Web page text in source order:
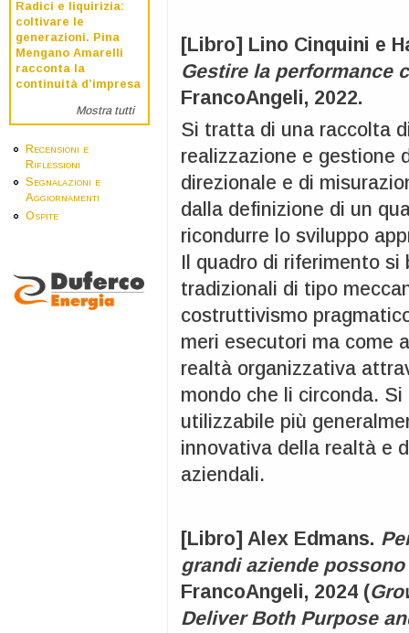
Radici e liquirizia:
coltivare le
generazioni. Pina
Mengano Amarelli
racconta la
continuità d’impresa
Mostra tutti
Recensioni e
Riflessioni
Segnalazioni e
Aggiornamenti
Ospite
[Libro] Lino Cinquini e
Gestire la performance
FrancoAngeli, 2022.
Si tratta di una raccolta
realizzazione e gestione
direzionale e di
dalla definizione di un
ricondurre lo sviluppo
Il quadro di riferimento
tradizionali di tipo
costruttivismo
meri esecutori ma come
realtà organizzativa
mondo che li circonda.
utilizzabile più
innovativa della realtà e
aziendali.
[Libro] Alex Edmans.
grandi aziende
FrancoAngeli, 2024 (
Deliver Both Purpose